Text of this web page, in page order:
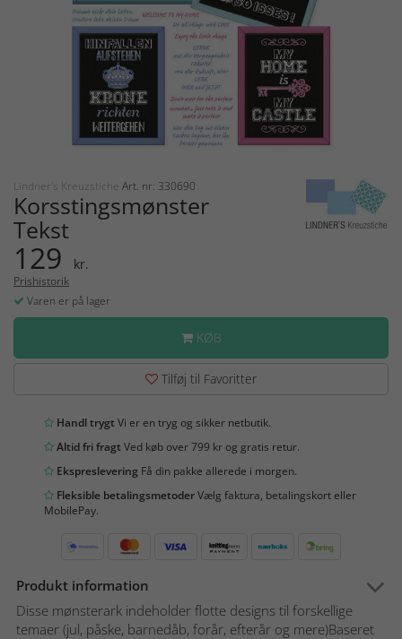
Lindner's Kreuzstiche Art. nr: 330690
Korsstingsmønster
Tekst
129 kr.
Prishistorik
Varen er på lager
KØB
Tilføj til Favoritter
Handl trygtVi er en tryg og sikker netbutik.
Altid fri fragtVed køb over 799 kr og gratis retur.
Ekspreslevering Få din pakke allerede i morgen.
Fleksible betalingsmetoderVælg faktura, betalingskort eller
MobilePay.
Produkt information
Disse mønsterark indeholder flotte designs til forskellige
temaer (jul, påske, barnedåb, forår, efterår og mere)Baseret